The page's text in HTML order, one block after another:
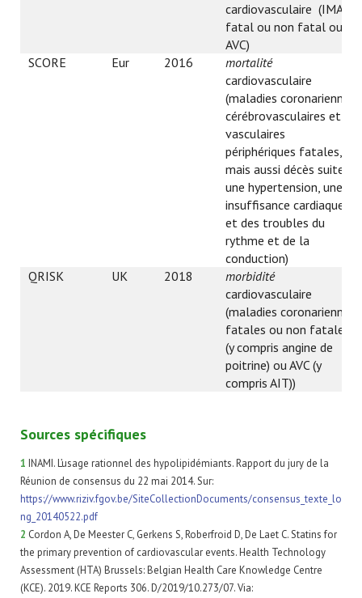
cardiovasculaire (IMA
fatal ou non fatal ou
AVC)
SCORE
Eur 2016
mortalité
cardiovasculaire
(maladies coronariennes,
cérébrovasculaires et
vasculaires
périphériques fatales,
mais aussi décès suite à
une hypertension, une
insuffisance cardiaque
et des troubles du
rythme et de la
conduction)
QRISK
UK 2018
morbidité
cardiovasculaire
(maladies coronariennes
fatales ou non fatales
(y compris angine de
poitrine) ou AVC (y
compris AIT))
Sources spécifiques
1 INAMI. L’usage rationnel des hypolipidémiants. Rapport du jury de la
Réunion de consensus du 22 mai 2014. Sur:
https://www.riziv.fgov.be/SiteCollectionDocuments/consensus_texte_lo
ng_20140522.pdf​
2 Cordon A, De Meester C, Gerkens S, Roberfroid D, De Laet C. Statins for
the primary prevention of cardiovascular events. Health Technology
Assessment (HTA) Brussels: Belgian Health Care Knowledge Centre
(KCE). 2019. KCE Reports 306. D/2019/10.273/07. Via: